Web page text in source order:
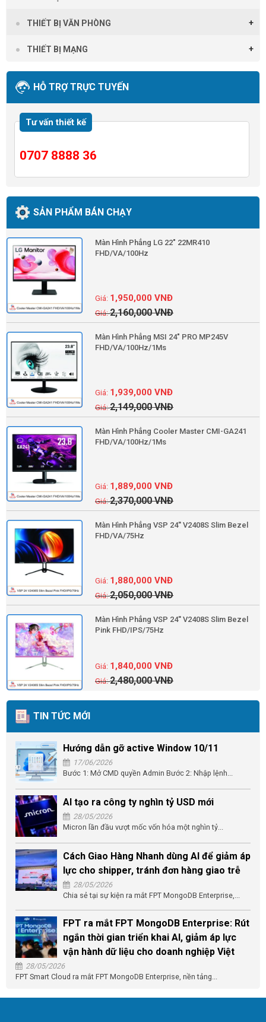
THIẾT BỊ VĂN PHÒNG
THIẾT BỊ MẠNG
HỖ TRỢ TRỰC TUYẾN
Tư vấn thiết kế
0707 8888 36
SẢN PHẨM BÁN CHẠY
Màn Hình Phẳng LG 22" 22MR410
FHD/VA/100Hz
2,160,000VNĐ
1,950,000VNĐ
Màn Hình Phẳng MSI 24" PRO MP245V
FHD/VA/100Hz/1Ms
2,149,000VNĐ
1,939,000VNĐ
Màn Hình Phẳng Cooler Master CMI-GA241
FHD/VA/100Hz/1Ms
2,370,000VNĐ
1,889,000VNĐ
Màn Hình Phẳng VSP 24'' V2408S Slim Bezel
FHD/VA/75Hz
2,050,000VNĐ
1,880,000VNĐ
Màn Hình Phẳng VSP 24'' V2408S Slim Bezel
Pink FHD/IPS/75Hz
2,480,000VNĐ
1,840,000VNĐ
TIN TỨC MỚI
Hướng dẫn gỡ active Window 10/11
17/06/2026
Bước 1: Mở CMD quyền Admin Bước 2: Nhập lệnh...
AI tạo ra công ty nghìn tỷ USD mới
28/05/2026
Micron lần đầu vượt mốc vốn hóa một nghìn tỷ...
Cách Giao Hàng Nhanh dùng AI để giảm áp
lực cho shipper, tránh đơn hàng giao trễ
28/05/2026
Chia sẻ tại sự kiện ra mắt FPT MongoDB Enterprise,...
FPT ra mắt FPT MongoDB Enterprise: Rút
ngắn thời gian triển khai AI, giảm áp lực
vận hành dữ liệu cho doanh nghiệp Việt
28/05/2026
FPT Smart Cloud ra mắt FPT MongoDB Enterprise, nền tảng...